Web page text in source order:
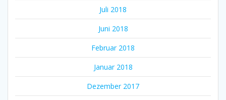
Juli 2018
Juni 2018
Februar 2018
Januar 2018
Dezember 2017